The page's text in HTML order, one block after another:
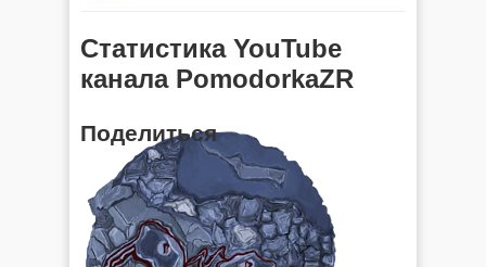
Статистика YouTube
канала PomodorkaZR
Поделиться